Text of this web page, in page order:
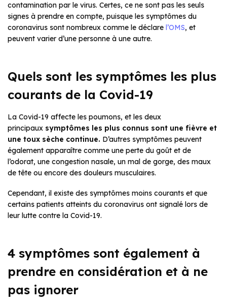
contamination par le virus. Certes, ce ne sont pas les seuls
signes à prendre en compte, puisque les symptômes du
coronavirus sont nombreux comme le déclare l’OMS, et
peuvent varier d’une personne à une autre.
Quels sont les symptômes les plus
courants de la Covid-19
La Covid-19 affecte les poumons, et les deux
principaux symptômes les plus connus sont une fièvre et
une toux sèche continue. D’autres symptômes peuvent
également apparaître comme une perte du goût et de
l’odorat, une congestion nasale, un mal de gorge, des maux
de tête ou encore des douleurs musculaires.
Cependant, il existe des symptômes moins courants et que
certains patients atteints du coronavirus ont signalé lors de
leur lutte contre la Covid-19.
4 symptômes sont également à
prendre en considération et à ne
pas ignorer